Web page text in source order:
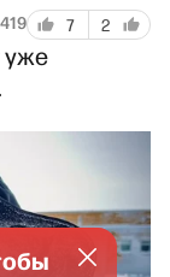
419 7 2
уже